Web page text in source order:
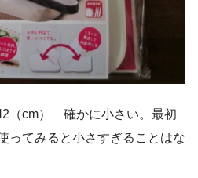
（cm） 確かに小さい。最初
ってみると小さすぎることはな